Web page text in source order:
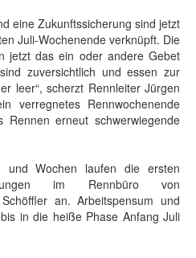
eine Zukunftssicherung sind jetzt
Juli-Wochenende verknüpft. Die
jetzt das ein oder andere Gebet
zuversichtlich und essen zur
leer“, scherzt Rennleiter Jürgen
verregnetes Rennwochenende
erneut schwerwiegende
und Wochen laufen die ersten
im Rennbüro von
an. Arbeitspensum und
in die heiße Phase Anfang Juli